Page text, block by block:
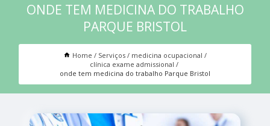
ONDE TEM MEDICINA DO TRABALHO
PARQUE BRISTOL
Home Serviços
medicina ocupacional
clínica exame admissional
onde tem medicina do trabalho Parque Bristol